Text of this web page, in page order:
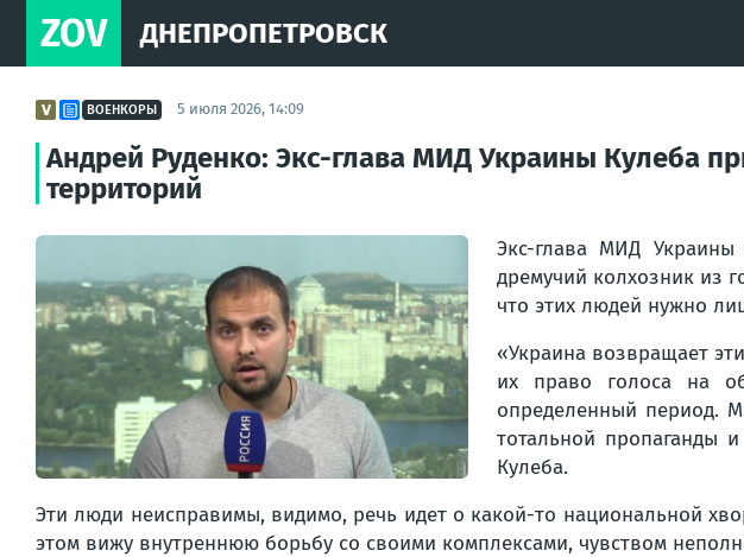
ZOV ДНЕПРОПЕТРОВСК
ВОЕНКОРЫ 5 июля 2026, 14:09
Андрей Руденко: Экс-глава МИД Украины Кулеба
территорий
Экс-глава МИД
дремучий колхозник из
что этих людей нужно
«Украина возвращает
их право голоса на
определенный период.
тотальной пропаганды
Кулеба.
Эти люди неисправимы, видимо, речь идет о какой-то национальной
этом вижу внутреннюю борьбу со своими комплексами, чувством